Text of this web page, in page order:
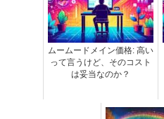
ムームードメイン価格: 高い
って言うけど、そのコスト
は妥当なのか？